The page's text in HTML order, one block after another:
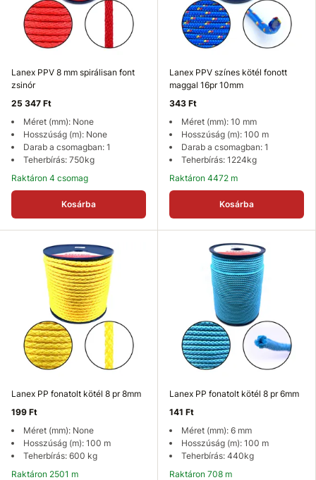
Lanex PPV 8 mm spirálisan font
zsinór
25 347 Ft
Méret (mm): None
Hosszúság (m): None
Darab a csomagban: 1
Teherbírás: 750kg
Raktáron 4 csomag
Kosárba
Lanex PPV színes kötél fonott
maggal 16pr 10mm
343 Ft
Méret (mm): 10 mm
Hosszúság (m): 100 m
Darab a csomagban: 1
Teherbírás: 1224kg
Raktáron 4472 m
Kosárba
Lanex PP fonatolt kötél 8 pr 8mm
199 Ft
Méret (mm): None
Hosszúság (m): 100 m
Teherbírás: 600 kg
Raktáron 2501 m
Lanex PP fonatolt kötél 8 pr 6mm
141 Ft
Méret (mm): 6 mm
Hosszúság (m): 100 m
Teherbírás: 440kg
Raktáron 708 m